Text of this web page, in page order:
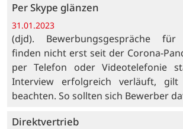
Per Skype glänzen
31.01.2023
(djd). Bewerbungsgespräche für
finden nicht erst seit der Corona-
per Telefon oder Videotelefonie
Interview erfolgreich verläuft,
beachten. So sollten sich Bewerber
Direktvertrieb